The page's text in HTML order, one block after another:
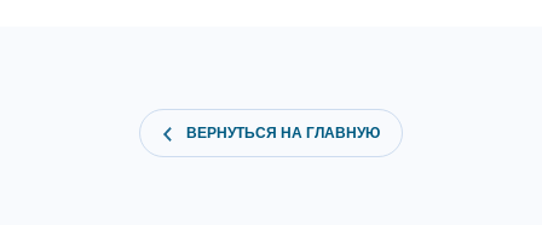
ВЕРНУТЬСЯ НА ГЛАВНУЮ